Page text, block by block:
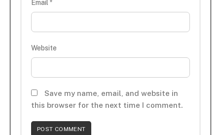
Email *
Website
Save my name, email, and website in
this browser for the next time I comment.